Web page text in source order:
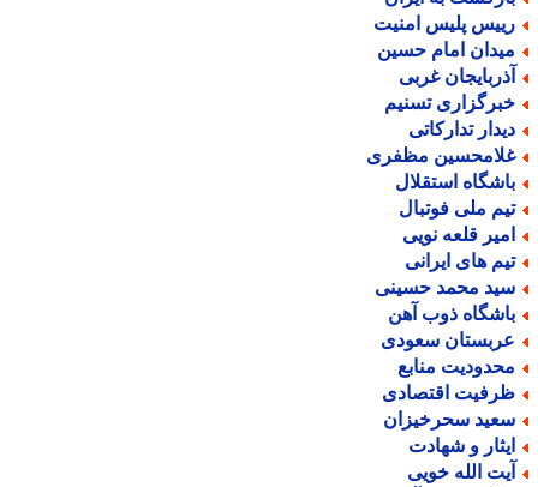
پلیس امنیت
امام حسین
غربی
تسنیم
تدارکاتی
مظفری
استقلال
ملی فوتبال
قلعه نویی
های ایرانی
محمد حسینی
ذوب آهن
سعودی
منابع
اقتصادی
سحرخیزان
و شهادت
الله خویی